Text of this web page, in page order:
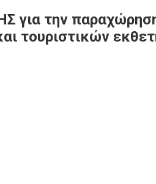
για την
τουριστικών